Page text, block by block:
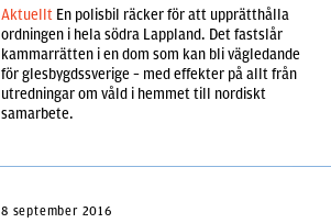
Aktuellt En polisbil räcker för att upprätthålla
ordningen i hela södra Lappland. Det fastslår
kammarrätten i en dom som kan bli vägledande
för glesbygdssverige – med effekter på allt från
utredningar om våld i hemmet till nordiskt
samarbete.
8 september 2016